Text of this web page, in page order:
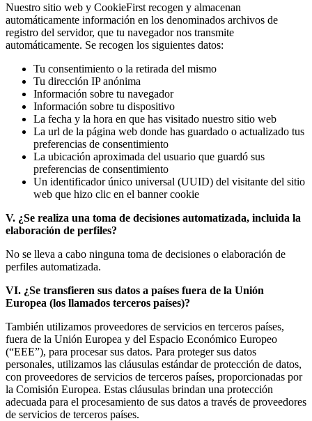
Nuestro sitio web y CookieFirst recogen y almacenan
automáticamente información en los denominados archivos de
registro del servidor, que tu navegador nos transmite
automáticamente. Se recogen los siguientes datos:
Tu consentimiento o la retirada del mismo
Tu dirección IP anónima
Información sobre tu navegador
Información sobre tu dispositivo
La fecha y la hora en que has visitado nuestro sitio web
La url de la página web donde has guardado o actualizado tus
preferencias de consentimiento
La ubicación aproximada del usuario que guardó sus
preferencias de consentimiento
Un identificador único universal (UUID) del visitante del sitio
web que hizo clic en el banner cookie
V. ¿Se realiza una toma de decisiones automatizada, incluida la
elaboración de perfiles?
No se lleva a cabo ninguna toma de decisiones o elaboración de
perfiles automatizada.
VI. ¿Se transfieren sus datos a países fuera de la Unión
Europea (los llamados terceros países)?
También utilizamos proveedores de servicios en terceros países,
fuera de la Unión Europea y del Espacio Económico Europeo
(“EEE”), para procesar sus datos. Para proteger sus datos
personales, utilizamos las cláusulas estándar de protección de datos,
con proveedores de servicios de terceros países, proporcionadas por
la Comisión Europea. Estas cláusulas brindan una protección
adecuada para el procesamiento de sus datos a través de proveedores
de servicios de terceros países.